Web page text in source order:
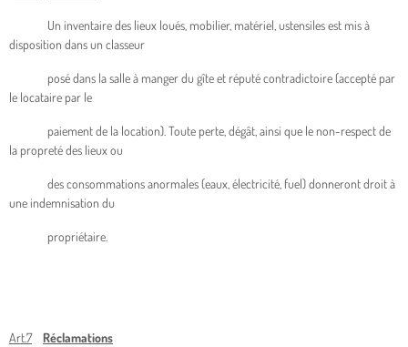
Un inventaire des lieux loués, mobilier, matériel, ustensiles est mis à
disposition dans un classeur
posé dans la salle à manger du gîte et réputé contradictoire (accepté par
le locataire par le
paiement de la location). Toute perte, dégât, ainsi que le non-respect de
la propreté des lieux ou
des consommations anormales (eaux, électricité, fuel) donneront droit à
une indemnisation du
propriétaire.
Art.7 Réclamations